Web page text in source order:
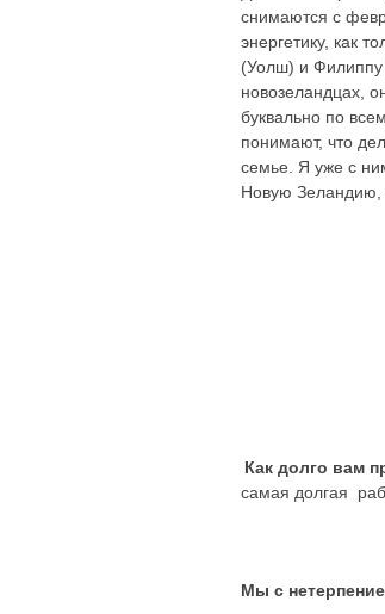
снимаются с
энергетику, как
(Уолш) и Филиппу
новозеландцах,
буквально по
понимают, что
семье. Я уже с
Новую Зеландию,
Как долго вам
самая долгая
Мы с